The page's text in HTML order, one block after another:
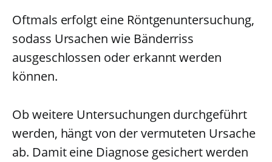
Oftmals erfolgt eine Röntgenuntersuchung,
sodass Ursachen wie Bänderriss
ausgeschlossen oder erkannt werden
können.
Ob weitere Untersuchungen durchgeführt
werden, hängt von der vermuteten Ursache
ab. Damit eine Diagnose gesichert werden